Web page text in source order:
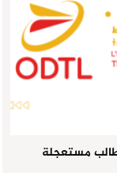
مستعجلة